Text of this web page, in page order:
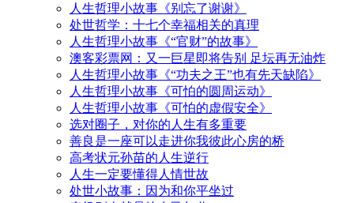
人生哲理小故事《别忘了谢谢》
处世哲学：十七个幸福相关的真理
人生哲理小故事《“官财”的故事》
澳客彩票网：又一巨星即将告别 足坛再无油炸
人生哲理小故事《“功夫之王”也有先天缺陷》
人生哲理小故事《可怕的圆周运动》
人生哲理小故事《可怕的虚假安全》
选对圈子，对你的人生有多重要
善良是一座可以走进你我彼此心房的桥
高考状元孙苗的人生逆行
人生一定要懂得人情世故
处世小故事：因为和你平坐过